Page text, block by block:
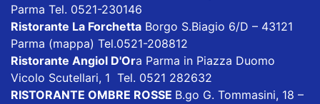
Parma Tel. 0521-230146
Ristorante La Forchetta Borgo S.Biagio 6/D – 43121
Parma (mappa) Tel.0521-208812
Ristorante Angiol D'Ora Parma in Piazza Duomo
Vicolo Scutellari, 1 Tel. 0521 282632
RISTORANTE OMBRE ROSSE B.go G. Tommasini, 18 –